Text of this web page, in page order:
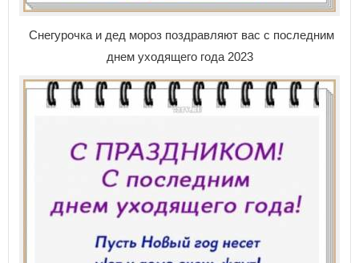
Снегурочка и дед мороз поздравляют вас с последним
днем уходящего года 2023